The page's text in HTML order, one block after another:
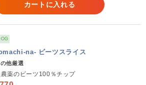
カートに入れる
na- ビーツスライス
他厳選
薬のビーツ100％チップ